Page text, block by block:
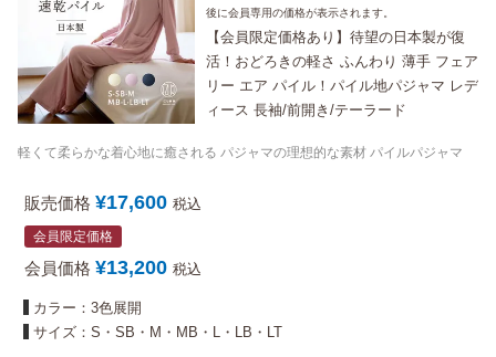
後に会員専用の価格が表示されます。
【会員限定価格あり】待望の日本製が復
活！おどろきの軽さ ふんわり 薄手 フェア
リー エア パイル！パイル地パジャマ レデ
ィース 長袖/前開き/テーラード
軽くて柔らかな着心地に癒される パジャマの理想的な素材 パイルパジャマ
販売価格 ¥17,600 税込
会員限定価格
会員価格 ¥13,200 税込
カラー：3色展開
サイズ：S・SB・M・MB・L・LB・LT